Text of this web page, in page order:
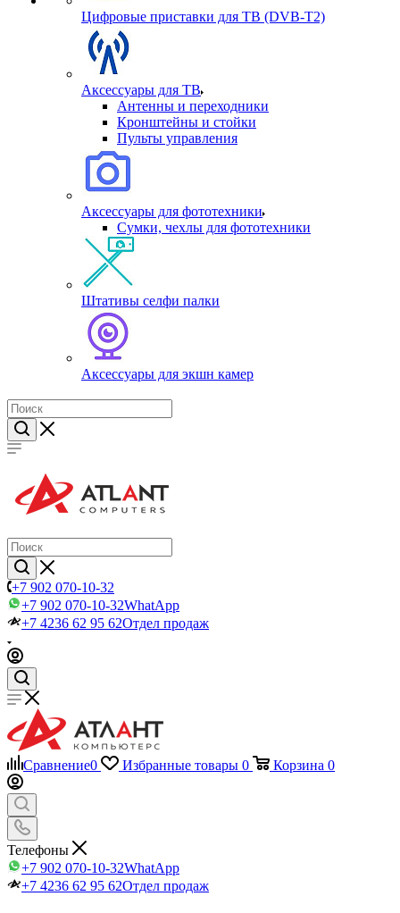
Цифровые приставки для ТВ (DVB-T2)
Аксессуары для ТВ
Антенны и переходники
Кронштейны и стойки
Пульты управления
Аксессуары для фототехники
Сумки, чехлы для фототехники
Штативы селфи палки
Аксессуары для экшн камер
+7 902 070-10-32
+7 902 070-10-32WhatApp
+7 4236 62 95 62Отдел продаж
Сравнение0 Избранные товары 0 Корзина 0
Телефоны
+7 902 070-10-32WhatApp
+7 4236 62 95 62Отдел продаж